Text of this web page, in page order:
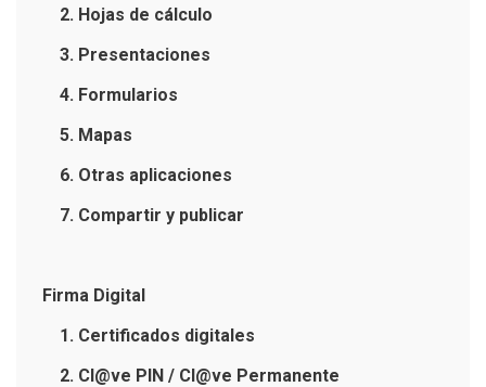
2. Hojas de cálculo
3. Presentaciones
4. Formularios
5. Mapas
6. Otras aplicaciones
7. Compartir y publicar
Firma Digital
1. Certificados digitales
2. Cl@ve PIN / Cl@ve Permanente